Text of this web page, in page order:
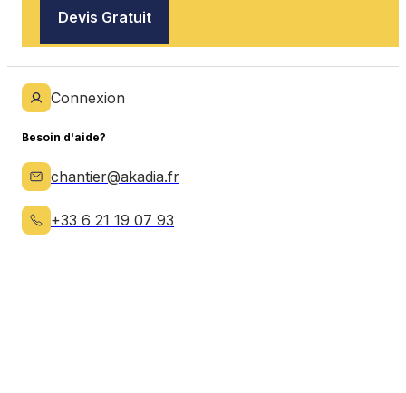
Devis Gratuit
Connexion
Besoin d'aide?
chantier@akadia.fr
+33 6 21 19 07 93